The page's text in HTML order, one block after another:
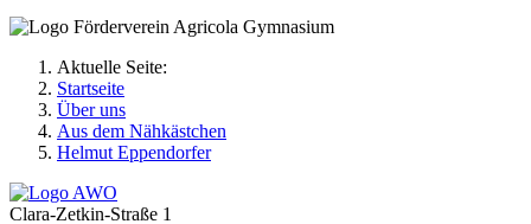
Aktuelle Seite:
Startseite
Über uns
Aus dem Nähkästchen
Helmut Eppendorfer
Clara-Zetkin-Straße 1